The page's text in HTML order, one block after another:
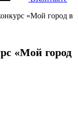
«Мой город в
«Мой город